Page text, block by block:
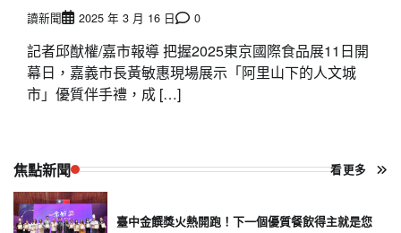
讀新聞 2025 年 3 月 16 日 0
記者邱猷權/嘉市報導 把握2025東京國際食品展11日開
幕日，嘉義市長黃敏惠現場展示「阿里山下的人文城
市」優質伴手禮，成 […]
焦點新聞 看更多
臺中金饌獎火熱開跑！下一個優質餐飲得主就是您